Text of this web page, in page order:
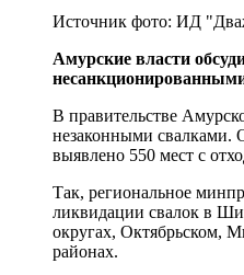
Источник фото: ИД
Амурские власти
В правительстве
незаконными свалками.
выявлено 550 мест с
Так, региональное
ликвидации свалок в
округах, Октябрьском,
районах.